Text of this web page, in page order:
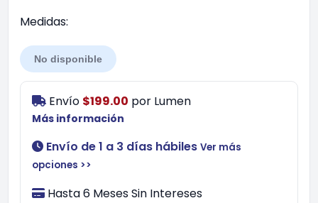
Medidas:
No disponible
Envío $199.00 por Lumen
Más información
Envío de 1 a 3 días hábiles Ver más
opciones >>
Hasta 6 Meses Sin Intereses